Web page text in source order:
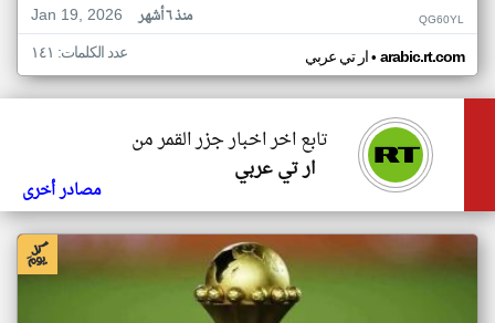
Jan 19, 2026
منذ ٦ أشهر QG60YL
ار تي عربي• arabic.rt.com عدد الكلمات: ١٤١
تابع اخر اخبار جزر القمر من
ار تي عربي
مصادر أخرى